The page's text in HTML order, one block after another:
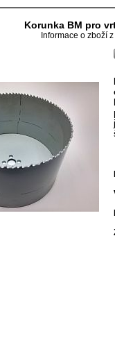
Korunka BM pro
Informace o zboží